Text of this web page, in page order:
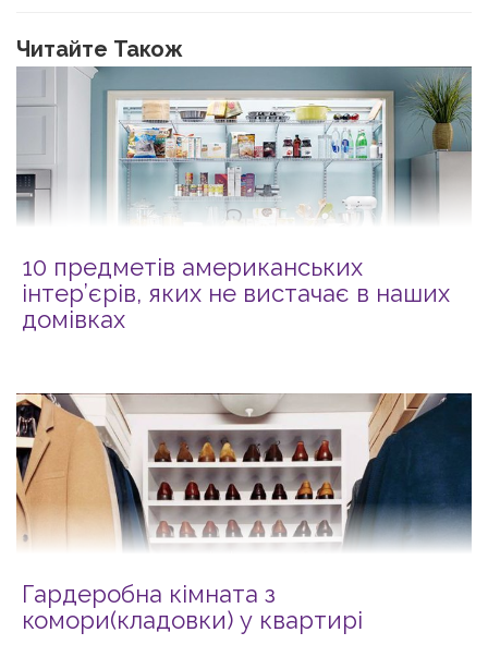
Читайте Також
10 предметів американських
інтер’єрів, яких не вистачає в наших
домівках
Гардеробна кімната з
комори(кладовки) у квартирі